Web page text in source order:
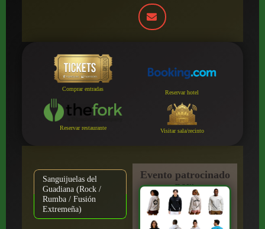
Comprar entradas
Reservar hotel
Reservar restaurante Visitar sala/recinto
Sanguijuelas del
Guadiana (Rock /
Rumba / Fusión
Extremeña)
Evento patrocinado
por: